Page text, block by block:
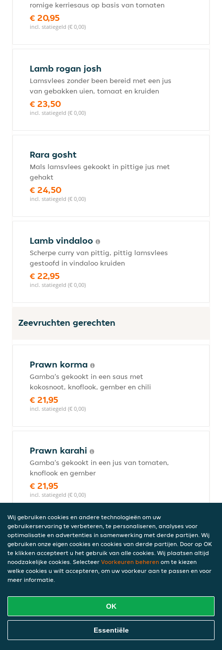
romige kerriesaus op basis van tomaten
€ 20,95
incl. statiegeld (€ 0,00)
Lamb rogan josh
Lamsvlees zonder been bereid met een jus
van gebakken uien, tomaat en kruiden
€ 23,50
incl. statiegeld (€ 0,00)
Rara gosht
Mals lamsvlees gekookt in pittige jus met
gehakt
€ 24,50
incl. statiegeld (€ 0,00)
Lamb vindaloo
Scherpe curry van pittig, pittig lamsvlees
gestoofd in vindaloo kruiden
€ 22,95
incl. statiegeld (€ 0,00)
Zeevruchten gerechten
Prawn korma
Gamba's gekookt in een saus met
kokosnoot, knoflook, gember en chili
€ 21,95
incl. statiegeld (€ 0,00)
Prawn karahi
Gamba's gekookt in een jus van tomaten,
knoflook en gember
€ 21,95
incl. statiegeld (€ 0,00)
Prawn vindaloo
Hete en pittige curry met garnalen
gekookt in een pittige saus
€ 22,50
incl. statiegeld (€ 0,00)
Prawn jalfrezi
Gamba's gekookt in een saus op basis van
Online Eten Bestellen
Wij gebruiken cookies en andere technologieën om uw
gebruikerservaring te verbeteren, te personaliseren, analyses voor
optimalisatie en advertenties in samenwerking met derde partijen. Wij
gebruiken onze eigen cookies en cookies van derde partijen. Door op OK
te klikken accepteert u het gebruik van alle cookies. Wij plaatsen altijd
noodzakelijke cookies. Selecteer Voorkeuren beheren om te kiezen
welke cookies u wilt accepteren, om uw voorkeur aan te passen en voor
meer informatie.
OK
Essentiële